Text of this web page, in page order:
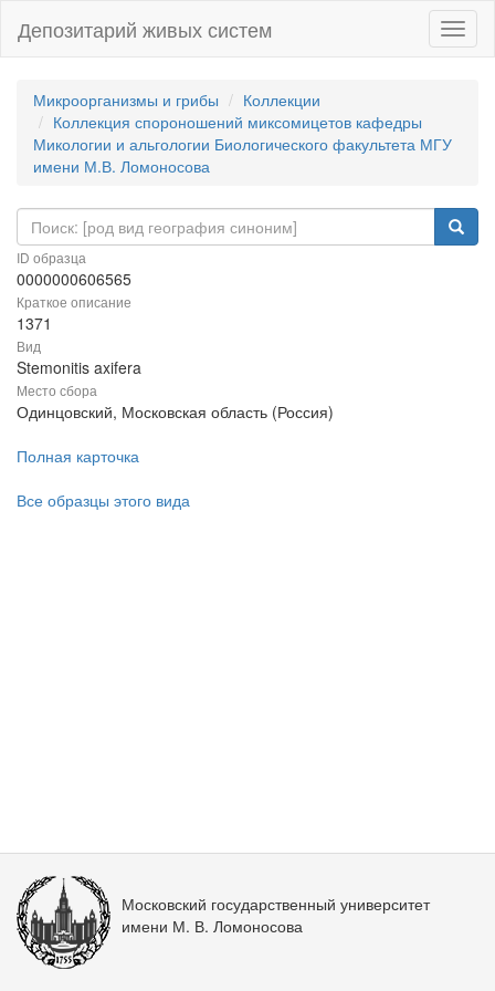
Депозитарий живых систем
Микроорганизмы и грибы
Коллекции
Коллекция спороношений миксомицетов кафедры
Микологии и альгологии Биологического факультета МГУ
имени М.В. Ломоносова
ID образца
0000000606565
Краткое описание
1371
Вид
Stemonitis axifera
Место сбора
Одинцовский, Московская область (Россия)
Полная карточка
Все образцы этого вида
Московский государственный университет
имени М. В. Ломоносова